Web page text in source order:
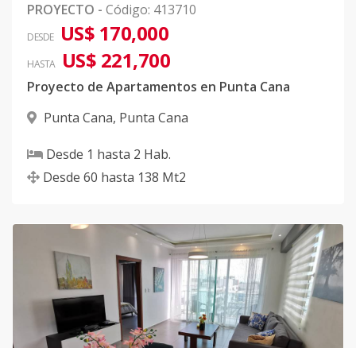
PROYECTO - Código: 413710
DESDE US$ 170,000
HASTA US$ 221,700
Proyecto de Apartamentos en Punta Cana
Punta Cana, Punta Cana
Desde 1 hasta 2 Hab.
Desde 60 hasta 138 Mt2